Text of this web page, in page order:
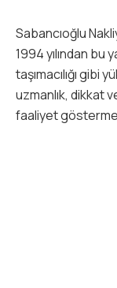
Sabancıoğlu
1994 yılından bu
taşımacılığı gibi
uzmanlık, dikkat
faaliyet